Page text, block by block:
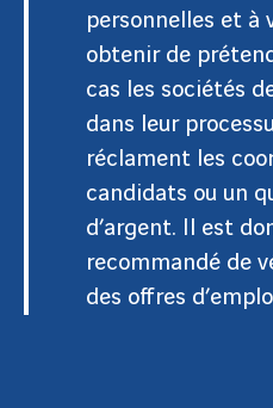
personnelles et à
obtenir de
cas les sociétés
dans leur
réclament les
candidats ou un
d’argent. Il est
recommandé de
des offres